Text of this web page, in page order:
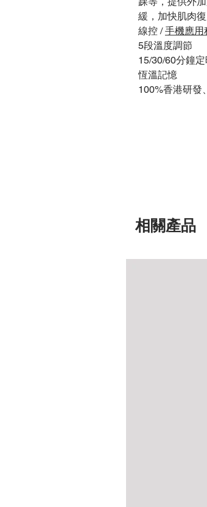
緩，加快肌肉
線控 /手機應用
5段溫度調節
15/30/60分鐘
恆溫記憶
100%香港研發
相關產品